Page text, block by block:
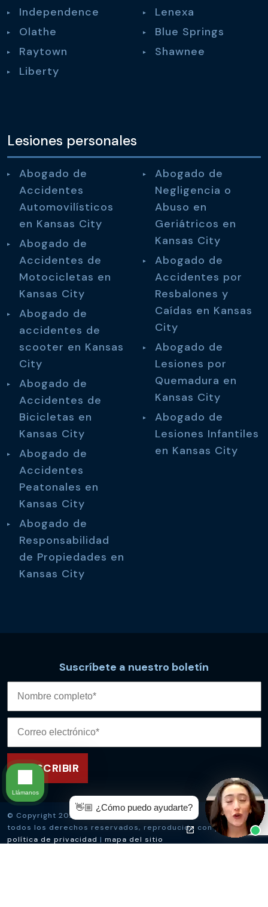
Independence
Olathe
Raytown
Liberty
Lenexa
Blue Springs
Shawnee
Lesiones personales
Abogado de
Accidentes
Automovilísticos
en Kansas City
Abogado de
Accidentes de
Motocicletas en
Kansas City
Abogado de
accidentes de
scooter en Kansas
City
Abogado de
Accidentes de
Bicicletas en
Kansas City
Abogado de
Accidentes
Peatonales en
Kansas City
Abogado de
Responsabilidad
de Propiedades en
Kansas City
Abogado de
Negligencia o
Abuso en
Geriátricos en
Kansas City
Abogado de
Accidentes por
Resbalones y
Caídas en Kansas
City
Abogado de
Lesiones por
Quemadura en
Kansas City
Abogado de
Lesiones Infantiles
en Kansas City
Suscríbete a nuestro boletín
© Copyright 2026 Kevin McManus Law
todos los derechos reservados, reproducido con permiso
política de privacidad | mapa del sitio
👋🏼 ¿Cómo puedo ayudarte?
Llámanos